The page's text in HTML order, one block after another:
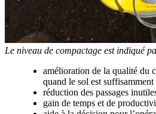
Le niveau de compactage est indiqué
amélioration de la qualité du
quand le sol est suffisamment
réduction des passages
gain de temps et de